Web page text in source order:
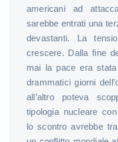
americani ad
sarebbe entrati una
devastanti. La
crescere. Dalla fine
mai la pace era
drammatici giorni
all’altro poteva
tipologia nucleare
lo scontro avrebbe